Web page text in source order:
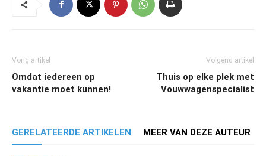
Vorig artikel
Omdat iedereen op
vakantie moet kunnen!
Volgend artikel
Thuis op elke plek met
Vouwwagenspecialist
GERELATEERDE ARTIKELEN MEER VAN DEZE AUTEUR